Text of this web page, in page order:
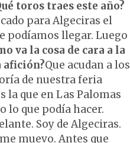
toros traes este año?
para Algeciras el
podíamos llegar. Luego
va la cosa de cara a la
afición?Que acudan a los
de nuestra feria
la que en Las Palomas
lo que podía hacer.
Soy de Algeciras.
muevo. Antes que